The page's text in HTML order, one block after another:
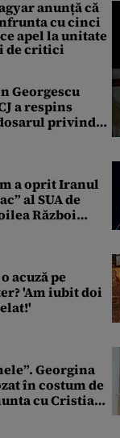
anunță că
cu cinci
apel la unitate
de critici
Georgescu
a respins
privind
a oprit Iranul
al SUA de
Război
acuză pe
'Am iubit doi
Georgina
în costum de
cu Cristiano